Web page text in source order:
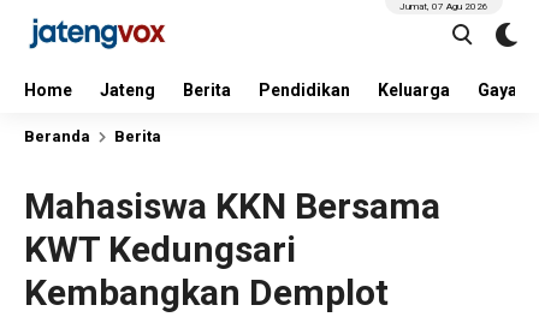
Home Jateng Berita Pendidikan Keluarga Gaya
Jumat, 07 Agu 2026
Beranda Berita
Mahasiswa KKN Bersama
KWT Kedungsari
Kembangkan Demplot